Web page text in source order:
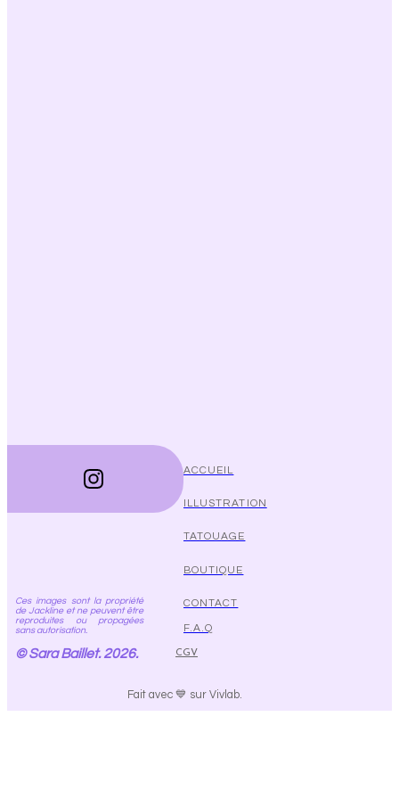
ACCUEIL
TATOUAGE
ILLUSTRATION
BOUTIQUE
CGV
F.A.Q
CONTACT
Ces images sont la propriété
de Jackline et ne peuvent être
reproduites ou propagées
sans autorisation.
© Sara Baillet. 2026.
Fait avec 💙 sur Vivlab.